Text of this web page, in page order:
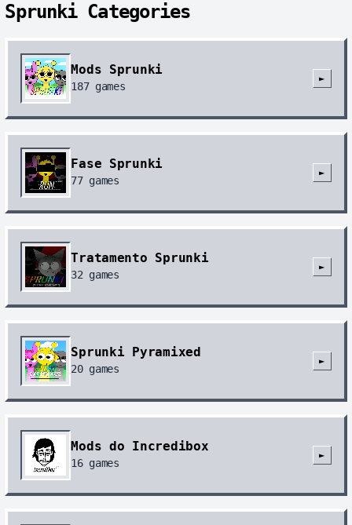
Sprunki Categories
Mods Sprunki
187games
►
Fase Sprunki
77games
►
Tratamento Sprunki
32games
►
Sprunki Pyramixed
20games
►
Mods do Incredibox
16games
►